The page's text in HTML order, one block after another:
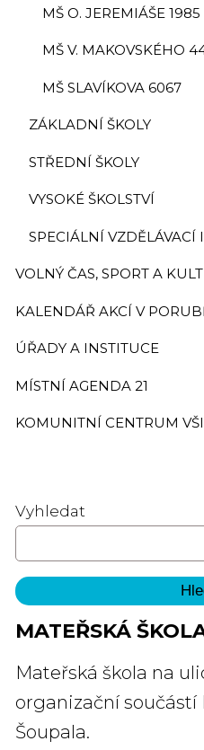
MŠ O. JEREMIÁŠE 1985
MŠ V. MAKOVSKÉHO
MŠ SLAVÍKOVA 6067
ZÁKLADNÍ ŠKOLY
STŘEDNÍ ŠKOLY
VYSOKÉ ŠKOLSTVÍ
SPECIÁLNÍ VZDĚLÁVACÍ
VOLNÝ ČAS, SPORT A
KALENDÁŘ AKCÍ V
ÚŘADY A INSTITUCE
MÍSTNÍ AGENDA 21
KOMUNITNÍ CENTRUM
Vyhledat
MATEŘSKÁ
Mateřská škola na
organizační součástí
Šoupala.